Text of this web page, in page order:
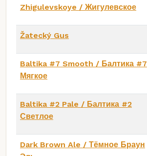
Zhigulevskoye / Жигулевское
Žatecký Gus
Baltika #7 Smooth / Балтика #7
Мягкое
Baltika #2 Pale / Балтика #2
Светлое
Dark Brown Ale / Тёмное Браун